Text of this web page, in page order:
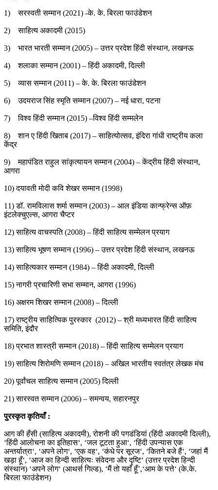
1) सरस्वती सम्मान (2021) -के. के. बिरला फाउंडेशन
2) साहित्य अकादमी (2015)
3) भारत भारती सम्मान (2005) – उत्तर प्रदेश हिंदी संस्थान, लखनऊ
4) शलाका सम्मान (2001) – हिंदी अकादमी, दिल्ली
5) व्यास सम्मान (2011) – के. के. बिरला फाउंडेशन
6) उदयराज सिंह स्मृति सम्मान (2007) – नई धारा, पटना
7) विश्व हिंदी सम्मान (2015) –विश्व हिंदी सम्मलेन
8) शान ए हिंदी खिताब (2017) – साहित्योत्सव, इंदिरा गांधी राष्ट्रीय कला
केंद्र
9) महापंडित राहुल सांकृत्यायन सम्मान (2004) – केंद्रीय हिंदी संस्थान,
आगरा
10) दयावती मोदी कवि शेखर सम्मान (1998)
11) डॉ. रामविलास शर्मा सम्मान (2003) – आल इंडिया कान्फ्रेन्स ऑफ़
इंटलेक्चुएल्स, आगरा चैप्टर
12) साहित्य वाचस्पति (2008) – हिंदी साहित्य सम्मेलन प्रयाग
13) साहित्य भूषण सम्मान (1996) – उत्तर प्रदेश हिंदी संस्थान, लखनऊ
14) साहित्यकार सम्मान (1984) – हिंदी अकादमी, दिल्ली
15) नागरी प्रचारिणी सभा सम्मान, आगरा (1996)
16) अक्षरम शिखर सम्मान (2008) – दिल्ली
17) राष्ट्रीय साहित्यिक पुरस्कार (2012) – श्री मध्यभारत हिंदी साहित्य
समिति, इंदौर
18) प्रभात शास्त्री सम्मान (2018) – हिंदी साहित्य सम्मेलन प्रयाग
19) साहित्य शिरोमणि सम्मान (2018) – अखिल भारतीय स्वतंत्र लेखक मंच
20) पूर्वांचल साहित्य सम्मान (2005) दिल्ली
21) सारस्वत सम्मान (2006) – समन्वय, सहारनपुर
पुरस्कृत कृतियाँ :
आग की हँसी (साहित्य अकादमी), रोशनी की पगडंडियां (हिंदी अकादमी दिल्ली),
‘हिंदी आलोचना का इतिहास‘, ‘जल टूटता हुआ‘, ‘हिंदी उपन्यास एक
अन्तर्यात्रा‘, ‘अपने लोग‘, ‘एक वह‘, ‘कंधे पर सूरज‘, ‘कितने बजे हैं‘, ‘जहां मैं
खड़ा हूँ‘, ‘आज का हिन्दी साहित्यः संवेदना और दृष्टि‘ (उत्तर प्रदेश हिन्दी
संस्थान) ‘अपने लोग‘ (आथर्स गिल्ड), ‘मैं तो यहाँ हूँ’,‘आम के पत्ते‘ (के.के.
बिरला फाउंडेशन)